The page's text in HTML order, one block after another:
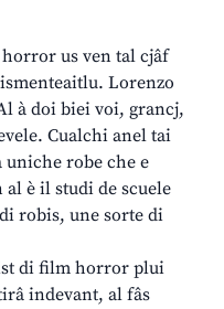
us ven tal cjâf
Lorenzo
à doi biei voi, grancj,
Cualchi anel tai
robe che e
è il studi de scuele
robis, une sorte di
di film horror plui
indevant, al fâs